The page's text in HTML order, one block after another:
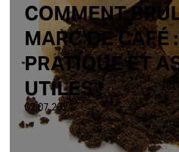
COMMENT
MARC DE CAFÉ
PRATIQUE ET
UTILES !
02.07.2024